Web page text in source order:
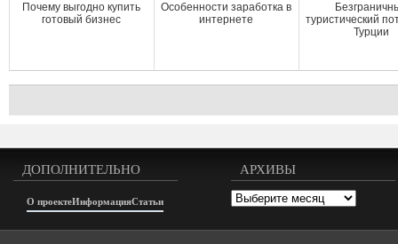
Почему выгодно купить
готовый бизнес
Особенности заработка в
интернете
туристический
Турции
ДОПОЛНИТЕЛЬНО
О проектеИнформацияСтатьи
АРХИВЫ
Архивы